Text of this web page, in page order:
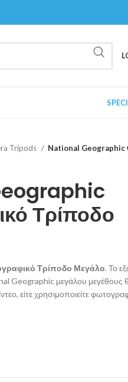
Tripods National Geographic
Τρίποδο
Τρίποδο Μεγάλο. Το
Geographic μεγάλου μεγέθους
είτε χρησιμοποιείτε